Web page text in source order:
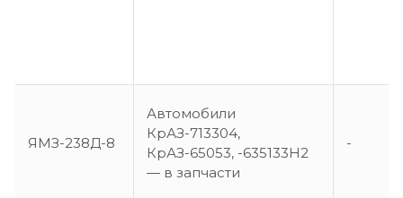
ЯМЗ-238Д-8
Автомобили
КрАЗ-713304,
КрАЗ-65053, -635133Н2
— в запчасти
-